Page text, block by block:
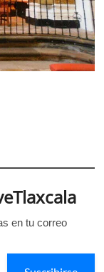
en tu correo